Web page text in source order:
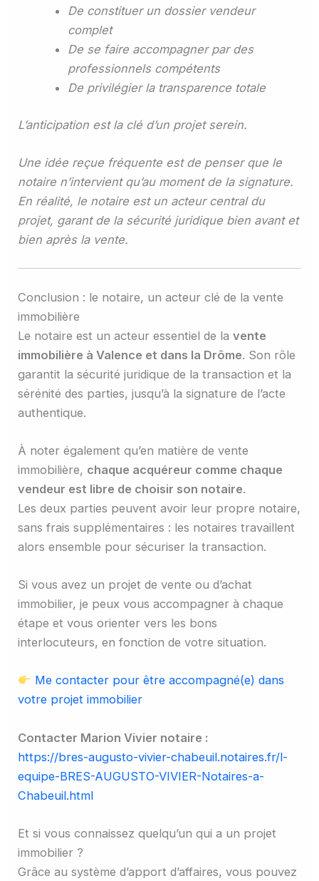
De constituer un dossier vendeur
complet
De se faire accompagner par des
professionnels compétents
De privilégier la transparence totale
L’anticipation est la clé d’un projet serein.
Une idée reçue fréquente est de penser que le
notaire n’intervient qu’au moment de la signature.
En réalité, le notaire est un acteur central du
projet, garant de la sécurité juridique bien avant et
bien après la vente.
Conclusion : le notaire, un acteur clé de la vente
immobilière
Le notaire est un acteur essentiel de lavente
immobilière à Valence et dans la Drôme. Son rôle
garantit la sécurité juridique de la transaction et la
sérénité des parties, jusqu’à la signature de l’acte
authentique.
À noter également qu’en matière de vente
immobilière, chaque acquéreur comme chaque
vendeur est libre de choisir son notaire.
Les deux parties peuvent avoir leur propre notaire,
sans frais supplémentaires : les notaires travaillent
alors ensemble pour sécuriser la transaction.
Si vous avez un projet de vente ou d’achat
immobilier, je peux vous accompagner à chaque
étape et vous orienter vers les bons
interlocuteurs, en fonction de votre situation.
Me contacter pour être accompagné(e) dans
votre projet immobilier
Contacter Marion Vivier notaire :
https://bres-augusto-vivier-chabeuil.notaires.fr/l-
equipe-BRES-AUGUSTO-VIVIER-Notaires-a-
Chabeuil.html
Et si vous connaissez quelqu’un qui a un projet
immobilier ?
Grâce au système d’apport d’affaires, vous pouvez